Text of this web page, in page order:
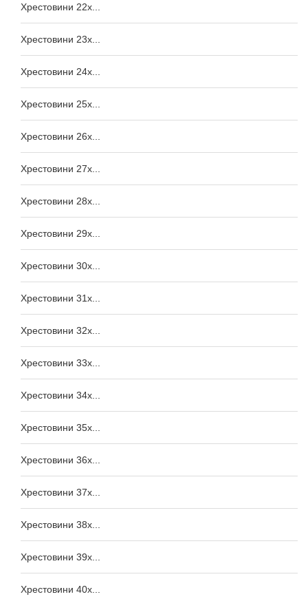
Хрестовини 22x...
Хрестовини 23x...
Хрестовини 24x...
Хрестовини 25x...
Хрестовини 26x...
Хрестовини 27x...
Хрестовини 28x...
Хрестовини 29x...
Хрестовини 30x...
Хрестовини 31x...
Хрестовини 32x...
Хрестовини 33x...
Хрестовини 34x...
Хрестовини 35x...
Хрестовини 36x...
Хрестовини 37x...
Хрестовини 38x...
Хрестовини 39x...
Хрестовини 40x...